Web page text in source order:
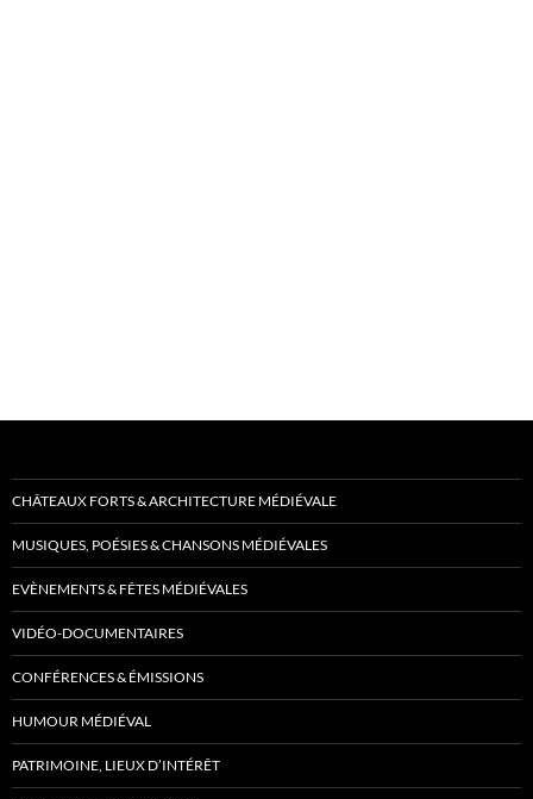
CHÂTEAUX FORTS & ARCHITECTURE MÉDIÉVALE
MUSIQUES, POÉSIES & CHANSONS MÉDIÉVALES
EVÈNEMENTS & FÊTES MÉDIÉVALES
VIDÉO-DOCUMENTAIRES
CONFÉRENCES & ÉMISSIONS
HUMOUR MÉDIÉVAL
PATRIMOINE, LIEUX D’INTÉRÊT